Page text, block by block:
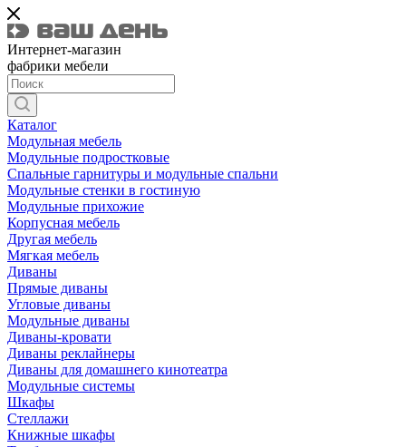
Интернет-магазин
фабрики мебели
Каталог
Модульная мебель
Модульные подростковые
Спальные гарнитуры и модульные спальни
Модульные стенки в гостиную
Модульные прихожие
Корпусная мебель
Другая мебель
Мягкая мебель
Диваны
Прямые диваны
Угловые диваны
Модульные диваны
Диваны-кровати
Диваны реклайнеры
Диваны для домашнего кинотеатра
Модульные системы
Шкафы
Стеллажи
Книжные шкафы